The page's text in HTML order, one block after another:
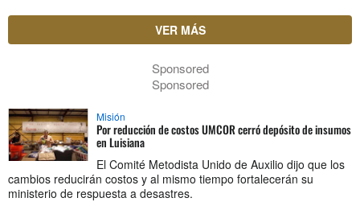
VER MÁS
Sponsored
Sponsored
Misión
Por reducción de costos UMCOR cerró depósito de insumos
en Luisiana
El Comité Metodista Unido de Auxilio dijo que los
cambios reducirán costos y al mismo tiempo fortalecerán su
ministerio de respuesta a desastres.